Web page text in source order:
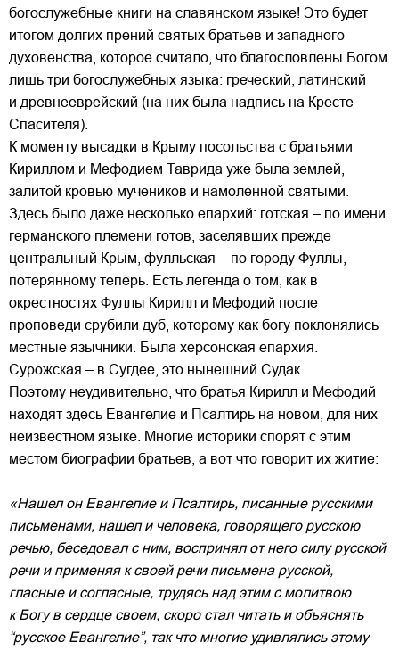
богослужебные книги на славянском языке! Это будет
итогом долгих прений святых братьев и западного
духовенства, которое считало, что благословлены Богом
лишь три богослужебных языка: греческий, латинский
и древнееврейский (на них была надпись на Кресте
Спасителя).
К моменту высадки в Крыму посольства с братьями
Кириллом и Мефодием Таврида уже была землей,
залитой кровью мучеников и намоленной святыми.
Здесь было даже несколько епархий: готская – по имени
германского племени готов, заселявших прежде
центральный Крым, фулльская – по городу Фуллы,
потерянному теперь. Есть легенда о том, как в
окрестностях Фуллы Кирилл и Мефодий после
проповеди срубили дуб, которому как богу поклонялись
местные язычники. Была херсонская епархия.
Сурожская – в Сугдее, это нынешний Судак.
Поэтому неудивительно, что братья Кирилл и Мефодий
находят здесь Евангелие и Псалтирь на новом, для них
неизвестном языке. Многие историки спорят с этим
местом биографии братьев, а вот что говорит их житие:
«Нашел он Евангелие и Псалтирь, писанные русскими
письменами, нашел и человека, говорящего русскою
речью, беседовал с ним, воспринял от него силу русской
речи и применяя к своей речи письмена русской,
гласные и согласные, трудясь над этим с молитвою
к Богу в сердце своем, скоро стал читать и объяснять
“русское Евангелие”, так что многие удивлялись этому